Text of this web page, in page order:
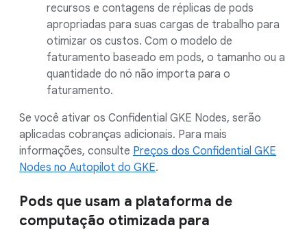
recursos e contagens de réplicas de pods
apropriadas para suas cargas de trabalho para
otimizar os custos. Com o modelo de
faturamento baseado em pods, o tamanho ou a
quantidade do nó não importa para o
faturamento.
Se você ativar os Confidential GKE Nodes, serão
aplicadas cobranças adicionais. Para mais
informações, consulte Preços dos Confidential GKE
Nodes no Autopilot do GKE.
Pods que usam a plataforma de
computação otimizada para